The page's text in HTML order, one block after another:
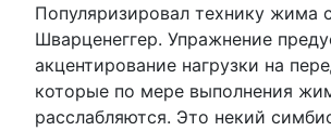
Популяризировал технику жима
Шварценеггер. Упражнение
акцентирование нагрузки на
которые по мере выполнения
расслабляются. Это некий